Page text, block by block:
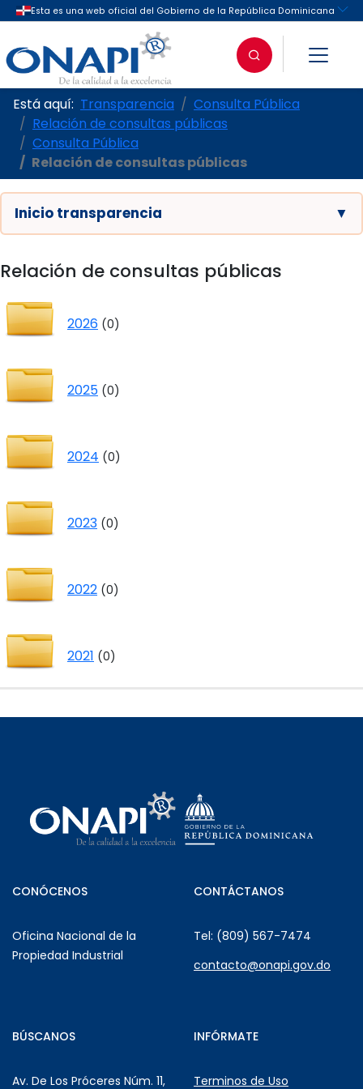
Está aquí: Transparencia
Consulta Pública
Relación de consultas públicas
Consulta Pública
Relación de consultas públicas
Inicio transparencia ▼
Relación de consultas públicas
2026 (0)
2025 (0)
2024 (0)
2023 (0)
2022 (0)
2021 (0)
CONÓCENOS
Oficina Nacional de la
Propiedad Industrial
CONTÁCTANOS
Tel: (809) 567-7474
contacto@onapi.gov.do
BÚSCANOS
Av. De Los Próceres Núm. 11,
INFÓRMATE
Terminos de Uso